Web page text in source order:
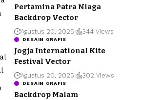
Pertamina Patra Niaga
Backdrop Vector
Agustus 20, 2025 344 Views
DESAIN GRAFIS
Jogja International Kite
Festival Vector
Agustus 20, 2025 302 Views
DESAIN GRAFIS
Backdrop Malam